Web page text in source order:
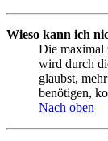
Wieso kann ich
Die maximal
wird durch
glaubst,
benötigen,
Nach oben